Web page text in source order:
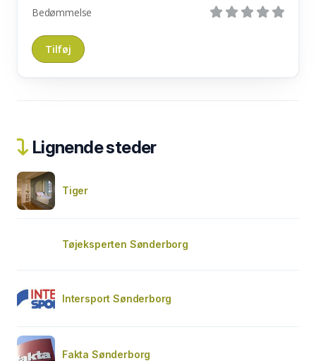
Bedømmelse
Lignende steder
Tiger
Tøjeksperten Sønderborg
Intersport Sønderborg
Fakta Sønderborg